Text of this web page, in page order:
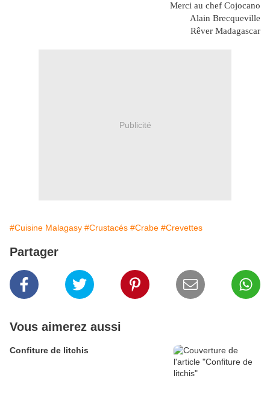
Merci au chef Cojocano
Alain Brecqueville
Rêver Madagascar
Publicité
#Cuisine Malagasy #Crustacés #Crabe #Crevettes
Partager
Vous aimerez aussi
Confiture de litchis